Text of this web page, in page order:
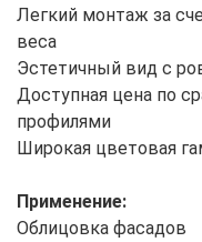
Легкий монтаж за
веса
Эстетичный вид с
Доступная цена по
профилями
Широкая цветовая
Применение:
Облицовка фасадов